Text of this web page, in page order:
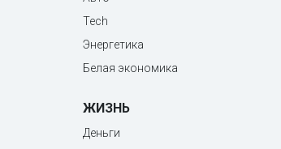
Tech
Энергетика
Белая экономика
ЖИЗНЬ
Деньги